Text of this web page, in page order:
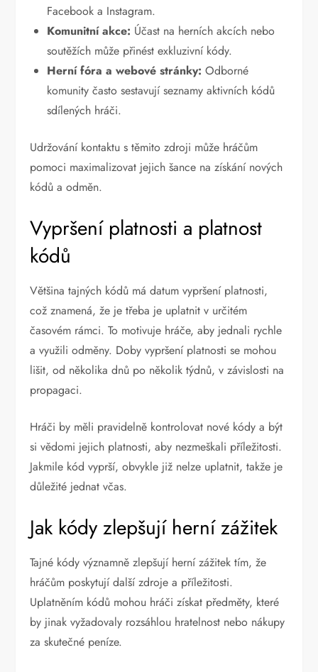
Facebook a Instagram.
Komunitní akce: Účast na herních akcích nebo
soutěžích může přinést exkluzivní kódy.
Herní fóra a webové stránky: Odborné
komunity často sestavují seznamy aktivních kódů
sdílených hráči.
Udržování kontaktu s těmito zdroji může hráčům
pomoci maximalizovat jejich šance na získání nových
kódů a odměn.
Vypršení platnosti a platnost
kódů
Většina tajných kódů má datum vypršení platnosti,
což znamená, že je třeba je uplatnit v určitém
časovém rámci. To motivuje hráče, aby jednali rychle
a využili odměny. Doby vypršení platnosti se mohou
lišit, od několika dnů po několik týdnů, v závislosti na
propagaci.
Hráči by měli pravidelně kontrolovat nové kódy a být
si vědomi jejich platnosti, aby nezmeškali příležitosti.
Jakmile kód vyprší, obvykle již nelze uplatnit, takže je
důležité jednat včas.
Jak kódy zlepšují herní zážitek
Tajné kódy významně zlepšují herní zážitek tím, že
hráčům poskytují další zdroje a příležitosti.
Uplatněním kódů mohou hráči získat předměty, které
by jinak vyžadovaly rozsáhlou hratelnost nebo nákupy
za skutečné peníze.